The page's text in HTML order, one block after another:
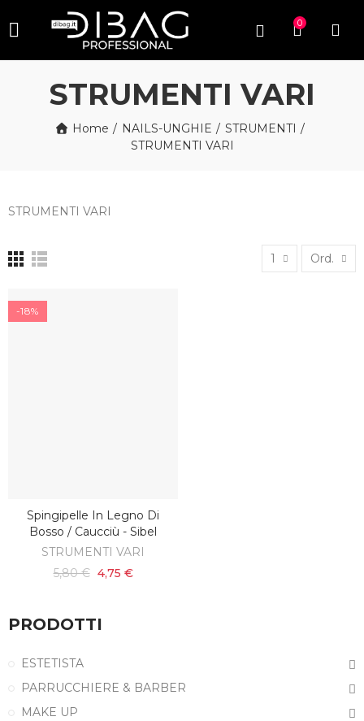
0
STRUMENTI VARI
Home NAILS-UNGHIE
STRUMENTI
STRUMENTI VARI
STRUMENTI VARI
1 Ord.
-18%
AGGIUNGI AL CARRELLO
Spingipelle In Legno Di
Bosso / Caucciù - Sibel
STRUMENTI VARI
5,80 € 4,75 €
PRODOTTI
ESTETISTA
PARRUCCHIERE & BARBER
MAKE UP